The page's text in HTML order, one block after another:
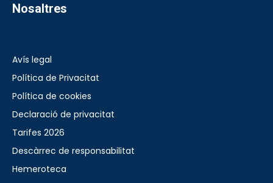
Nosaltres
Avís legal
Política de Privacitat
Política de cookies
Declaració de privacitat
Tarifes 2026
Descàrrec de responsabilitat
Hemeroteca